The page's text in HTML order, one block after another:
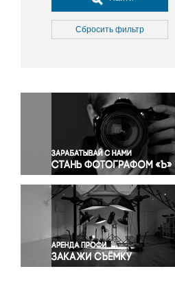
Культура
Медицина
Окружающая среда
Политика
Правосудие
Происшествия и конфликты
Религия
Светская жизнь
Спорт
Экология
Экономика и бизнес
Сбросить фильтр